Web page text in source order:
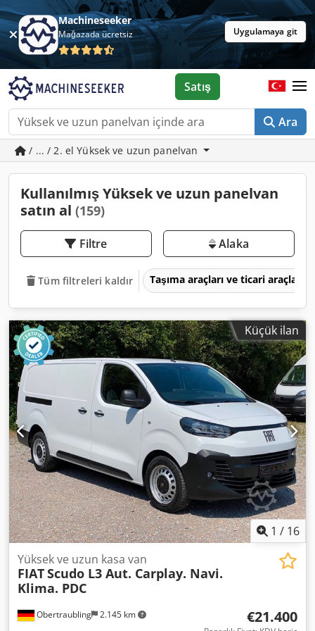
Machineseeker
Mağazada ücretsiz Uygulamaya git
Ara
Satış
/ ... / 2. el Yüksek ve uzun panelvan
Kullanılmış Yüksek ve uzun panelvan
satın al (159)
Filtre Alaka
Tüm filtreleri kaldır Taşıma araçları ve ticari araçlar
Küçük ilan
1 / 16
Obertraubling 2.145 km
Yüksek ve uzun kasa van
FIATScudo L3 Aut. Carplay. Navi.
Klima. PDC
€21.400